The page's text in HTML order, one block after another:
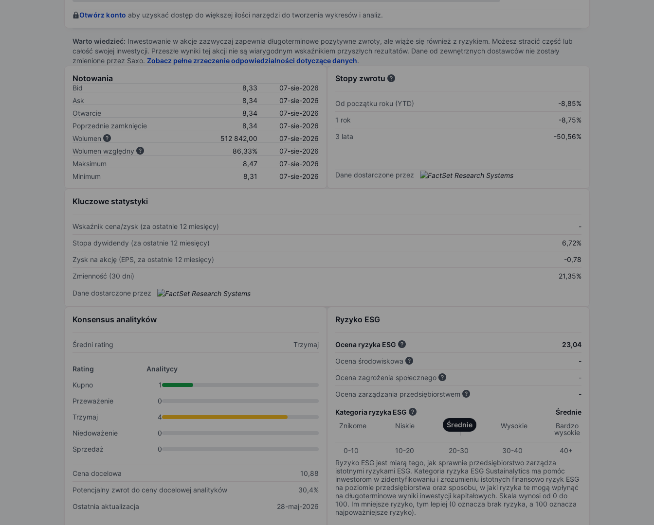
Otwórz konto aby uzyskać dostęp do większej ilości narzędzi do tworzenia wykresów i analiz.
Warto wiedzieć: Inwestowanie w akcje zazwyczaj zapewnia długoterminowe pozytywne zwroty, ale wiąże się również z ryzykiem. Możesz stracić część lub
całość swojej inwestycji. Przeszłe wyniki tej akcji nie są wiarygodnym wskaźnikiem przyszłych rezultatów. Dane od zewnętrznych dostawców nie zostały
zmienione przez Saxo. Zobacz pełne zrzeczenie odpowiedzialności dotyczące danych.
Notowania
Bid 8,33
07-sie-2026
Ask
8,34
07-sie-2026
Otwarcie
8,34
07-sie-2026
Poprzednie zamknięcie
8,34
07-sie-2026
Wolumen
512 842,00
07-sie-2026
Wolumen względny
86,33%
07-sie-2026
Maksimum
8,47
07-sie-2026
Minimum
8,31 07-sie-2026
Stopy zwrotu
Od początku roku (YTD)
-8,85%
1 rok
-8,75%
3 lata
-50,56%
Dane dostarczone przez
Kluczowe statystyki
Wskaźnik cena/zysk (za ostatnie 12 miesięcy)
-
Stopa dywidendy (za ostatnie 12 miesięcy)
6,72%
Zysk na akcję (EPS, za ostatnie 12 miesięcy)
-0,78
Zmienność (30 dni)
21,35%
Dane dostarczone przez
Konsensus analityków
Średni rating Trzymaj
Rating
Analitycy
Kupno
1
Przeważenie
0
Trzymaj
4
Niedoważenie
0
Sprzedaż
0
Cena docelowa
10,88
Potencjalny zwrot do ceny docelowej analityków
30,4%
Ostatnia aktualizacja
28-maj-2026
Ryzyko ESG
Ocena ryzyka ESG
23,04
Ocena środowiskowa
-
Ocena zagrożenia społecznego
-
Ocena zarządzania przedsiębiorstwem
-
Kategoria ryzyka ESG
Średnie
Znikome
Niskie Średnie Wysokie
Bardzo
wysokie
0-10 10-20 20-30 30-40
40+
Ryzyko ESG jest miarą tego, jak sprawnie przedsiębiorstwo zarządza
istotnymi ryzykami ESG. Kategoria ryzyka ESG Sustainalytics ma pomóc
inwestorom w zidentyfikowaniu i zrozumieniu istotnych finansowo ryzyk ESG
na poziomie przedsiębiorstwa oraz sposobu, w jaki ryzyka te mogą wpłynąć
na długoterminowe wyniki inwestycji kapitałowych. Skala wynosi od 0 do
100. Im mniejsze ryzyko, tym lepiej (0 oznacza brak ryzyka, a 100 oznacza
najpoważniejsze ryzyko).